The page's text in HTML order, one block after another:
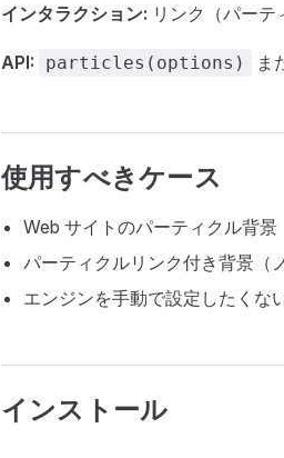
インタラクション: リンク（パー
API: particles(options) ま
使用すべきケース
Web サイトのパーティクル背景
パーティクルリンク付き背景（
エンジンを手動で設定したくな
インストール